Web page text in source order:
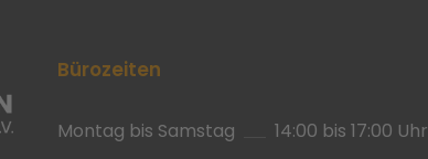
Bürozeiten
Montag bis Samstag
14:00 bis 17:00 Uhr